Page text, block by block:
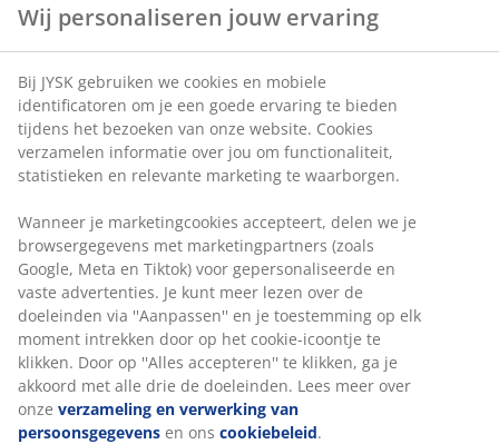
Wij personaliseren jouw ervaring
Bij JYSK gebruiken we cookies en mobiele
identificatoren om je een goede ervaring te bieden
tijdens het bezoeken van onze website. Cookies
verzamelen informatie over jou om functionaliteit,
statistieken en relevante marketing te waarborgen.
Wanneer je marketingcookies accepteert, delen we je
browsergegevens met marketingpartners (zoals
Google, Meta en Tiktok) voor gepersonaliseerde en
vaste advertenties. Je kunt meer lezen over de
doeleinden via ''Aanpassen'' en je toestemming op elk
moment intrekken door op het cookie-icoontje te
klikken. Door op ''Alles accepteren'' te klikken, ga je
akkoord met alle drie de doeleinden. Lees meer over
onze verzameling en verwerking van
persoonsgegevens en ons cookiebeleid.